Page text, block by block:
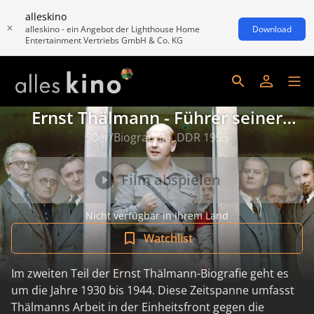
alleskino
alleskino - ein Angebot der Lighthouse Home
Entertainment Vertriebs GmbH & Co. KG
Download
Ernst Thälmann - Führer seiner
Klasse
50er/Biographie, DDR 1955
Film abspielen
Nicht verfügbar in Ihrem Land
Watchlist
Im zweiten Teil der Ernst Thälmann-Biografie geht es
um die Jahre 1930 bis 1944. Diese Zeitspanne umfasst
Thälmanns Arbeit in der Einheitsfront gegen die